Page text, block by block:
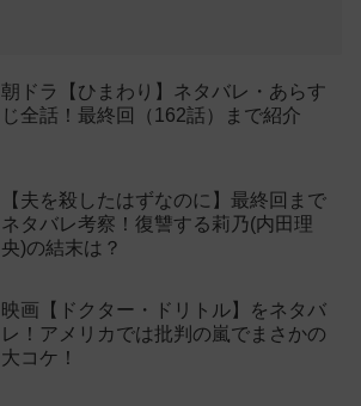
朝ドラ【ひまわり】ネタバレ・あらす
じ全話！最終回（162話）まで紹介
【夫を殺したはずなのに】最終回まで
ネタバレ考察！復讐する莉乃(内田理
央)の結末は？
映画【ドクター・ドリトル】をネタバ
レ！アメリカでは批判の嵐でまさかの
大コケ！